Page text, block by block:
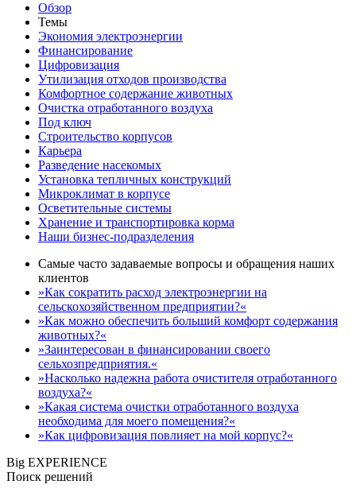
Обзор
Темы
Экономия электроэнергии
Финансирование
Цифровизация
Утилизация отходов производства
Комфортное содержание животных
Очистка отработанного воздуха
Под ключ
Строительство корпусов
Карьера
Разведение насекомых
Установка тепличных конструкций
Микроклимат в корпусе
Осветительные системы
Хранение и транспортировка корма
Наши бизнес-подразделения
Самые часто задаваемые вопросы и обращения наших
клиентов
»Как сократить расход электроэнергии на
сельскохозяйственном предприятии?«
»Как можно обеспечить больший комфорт содержания
животных?«
»Заинтересован в финансировании своего
сельхозпредприятия.«
»Насколько надежна работа очистителя отработанного
воздуха?«
»Какая система очистки отработанного воздуха
необходима для моего помещения?«
»Как цифровизация повлияет на мой корпус?«
Big EXPERIENCE
Поиск решений